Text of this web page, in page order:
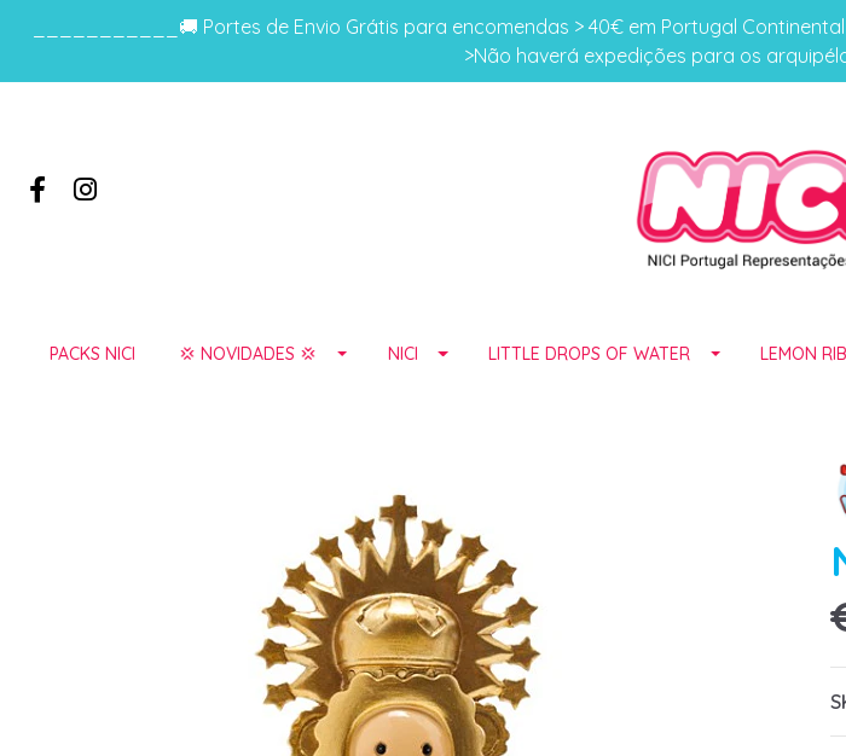
___________🚚 Portes de Envio Grátis para encomendas > 40€ em Portugal
>Não haverá expedições para os
PACKS NICI 💢 NOVIDADES 💢 NICI LITTLE DROPS OF WATER LEMON